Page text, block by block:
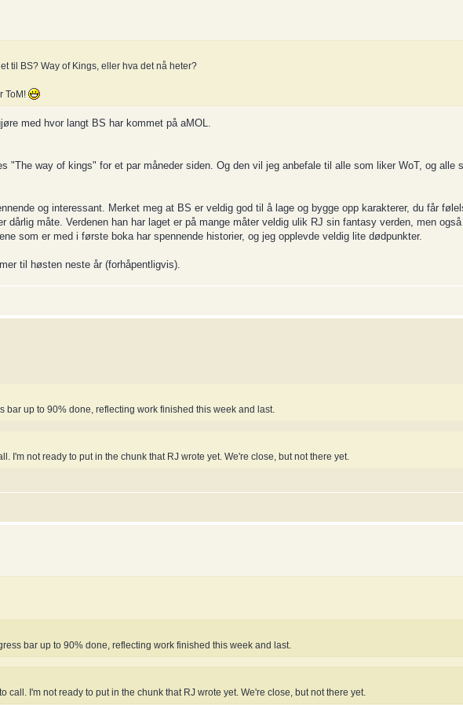
til BS? Way of Kings, eller hva det nå heter?
ToM!
med hvor langt BS har kommet på aMOL.
"The way of kings" for et par måneder siden. Og den vil jeg anbefale til alle som liker WoT, og alle
og interessant. Merket meg at BS er veldig god til å lage og bygge opp karakterer, du får
dårlig måte. Verdenen han har laget er på mange måter veldig ulik RJ sin fantasy verden, men
som er med i første boka har spennende historier, og jeg opplevde veldig lite dødpunkter.
til høsten neste år (forhåpentligvis).
bar up to 90% done, reflecting work finished this week and last.
I'm not ready to put in the chunk that RJ wrote yet. We're close, but not there yet.
bar up to 90% done, reflecting work finished this week and last.
call. I'm not ready to put in the chunk that RJ wrote yet. We're close, but not there yet.